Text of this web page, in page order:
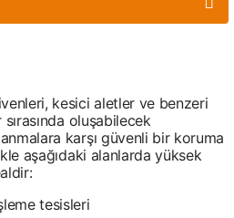
kesici aletler ve benzeri
oluşabilecek
karşı güvenli bir koruma
aşağıdaki alanlarda yüksek
tesisleri